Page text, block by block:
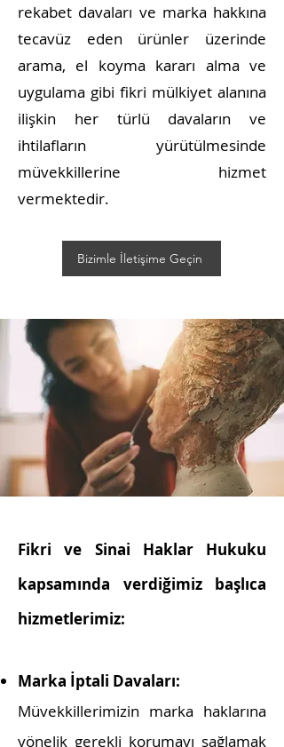
rekabet davaları ve marka hakkına
tecavüz eden ürünler üzerinde
arama, el koyma kararı alma ve
uygulama gibi fikri mülkiyet alanına
ilişkin her türlü davaların ve
ihtilafların yürütülmesinde
müvekkillerine hizmet
vermektedir.
Bizimle İletişime Geçin
Fikri ve Sinai Haklar Hukuku
kapsamında verdiğimiz başlıca
hizmetlerimiz:
Marka İptali Davaları:
Müvekkillerimizin marka haklarına
yönelik gerekli korumayı sağlamak